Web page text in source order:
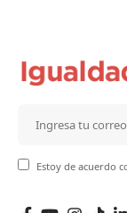
Estoy de acuerdo